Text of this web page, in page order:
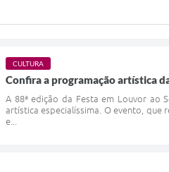
CULTURA
Confira a programação artística
A 88ª edição da Festa em Louvor ao
artística especialíssima. O evento, que
e...